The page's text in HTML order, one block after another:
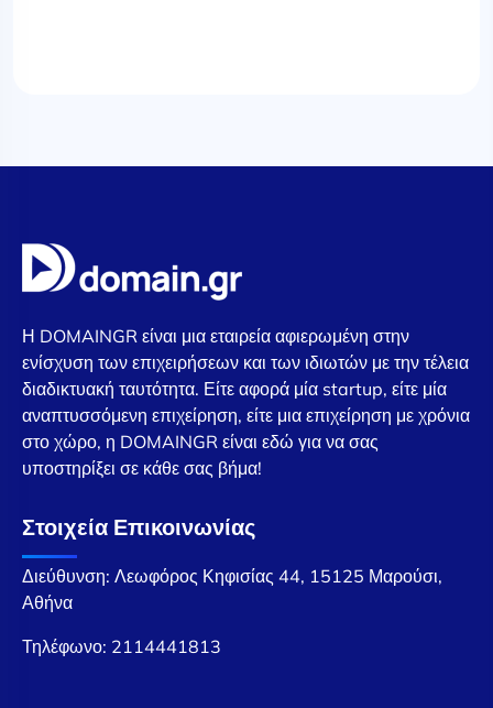
Η DOMAINGR είναι μια εταιρεία αφιερωμένη στην
ενίσχυση των επιχειρήσεων και των ιδιωτών με την τέλεια
διαδικτυακή ταυτότητα. Είτε αφορά μία startup, είτε μία
αναπτυσσόμενη επιχείρηση, είτε μια επιχείρηση με χρόνια
στο χώρο, η DOMAINGR είναι εδώ για να σας
υποστηρίξει σε κάθε σας βήμα!
Στοιχεία Επικοινωνίας
Διεύθυνση: Λεωφόρος Κηφισίας 44, 15125 Μαρούσι,
Αθήνα
Τηλέφωνο: 2114441813